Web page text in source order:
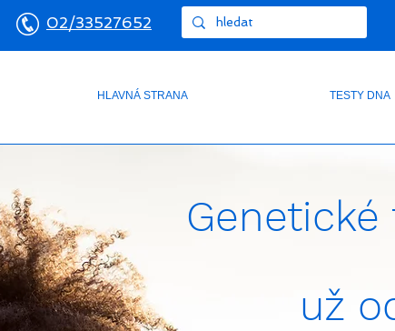
02/33527652
HLAVNÁ STRANA TESTY DNA
už